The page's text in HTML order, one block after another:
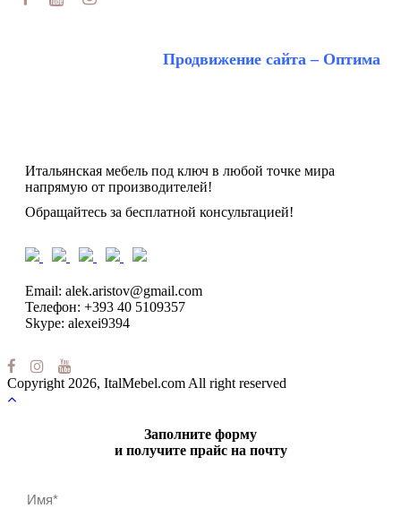
Продвижение сайта – Оптима
Итальянская мебель под ключ в любой точке мира
напрямую от производителей!
Обращайтесь за бесплатной консультацией!
Email: alek.aristov@gmail.com
Телефон: +393 40 5109357
Skype: alexei9394
Copyright 2026, ItalMebel.com All right reserved
Заполните форму
и получите прайс на почту